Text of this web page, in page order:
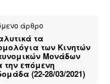
άρθρο
τα
των Κινητών
Μονάδων
την επόμενη
(22-28/03/2021)